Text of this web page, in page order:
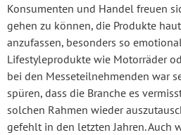
Konsumenten und Handel freuen
gehen zu können, die Produkte
anzufassen, besonders so
Lifestyleprodukte wie Motorräder
bei den Messeteilnehmenden war
spüren, dass die Branche es
solchen Rahmen wieder
gefehlt in den letzten Jahren. Auch